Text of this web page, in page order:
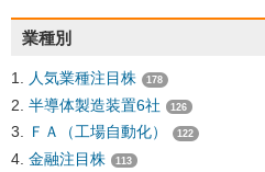
業種別
人気業種注目株 178
半導体製造装置6社 126
ＦＡ（工場自動化） 122
金融注目株 113